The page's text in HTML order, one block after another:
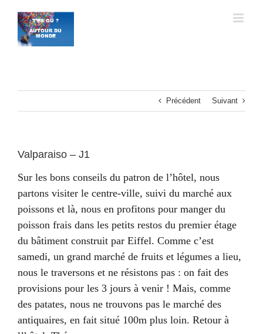
contenu
Précédent Suivant
Valparaiso – J1
Sur les bons conseils du patron de l’hôtel, nous
partons visiter le centre-ville, suivi du marché aux
poissons et là, nous en profitons pour manger du
poisson frais dans les petits restos du premier étage
du bâtiment construit par Eiffel. Comme c’est
samedi, un grand marché de fruits et légumes a lieu,
nous le traversons et ne résistons pas : on fait des
provisions pour les 3 jours à venir ! Mais, comme
des patates, nous ne trouvons pas le marché des
antiquaires, en fait situé 100m plus loin. Retour à